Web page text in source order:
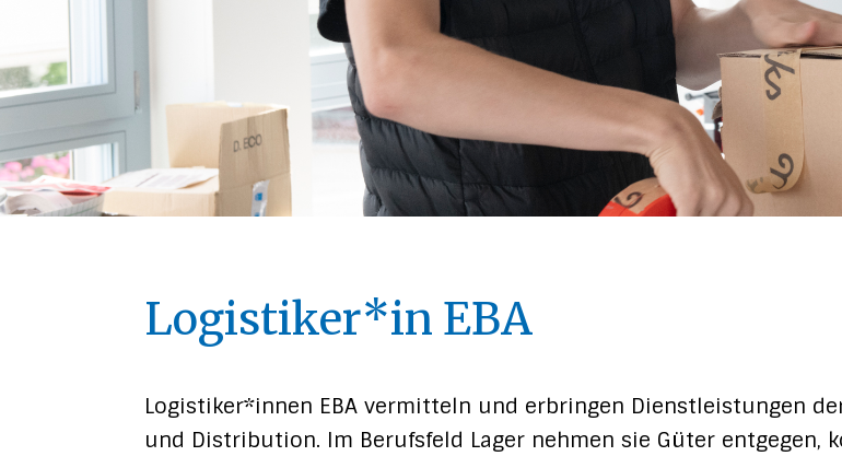
Logistiker*in EBA
Logistiker*innen EBA vermitteln und erbringen Dienstleistungen
und Distribution. Im Berufsfeld Lager nehmen sie Güter